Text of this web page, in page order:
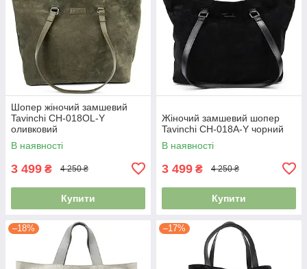
Шопер жіночий замшевий
Tavinchi CH-018OL-Y
оливковий
В наявності
3 499 ₴ 4 250 ₴
Купити
Жіночий замшевий шопер
Tavinchi CH-018A-Y чорний
В наявності
3 499 ₴ 4 250 ₴
Купити
–18% –17%